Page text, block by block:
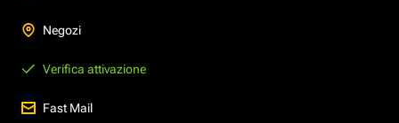
Negozi
Verifica attivazione
Fast Mail